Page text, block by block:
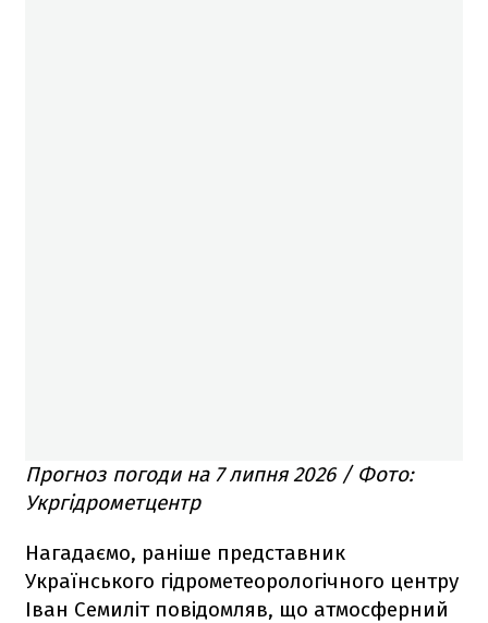
Прогноз погоди на 7 липня 2026 / Фото:
Укргідрометцентр
Нагадаємо, раніше представник
Українського гідрометеорологічного центру
Іван Семиліт повідомляв, що атмосферний